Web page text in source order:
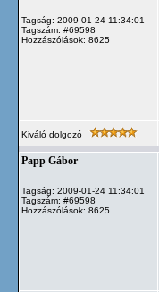
Tagság: 2009-01-24 11:34:01
Tagszám: #69598
Hozzászólások: 8625
Kiváló dolgozó
Papp Gábor
Tagság: 2009-01-24 11:34:01
Tagszám: #69598
Hozzászólások: 8625